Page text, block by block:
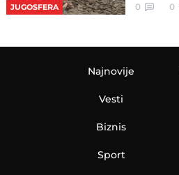
JUGOSFERA 0 0
Najnovije
Vesti
Biznis
Sport